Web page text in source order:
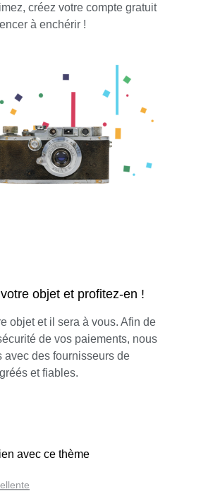
créez votre compte gratuit
à enchérir !
objet et profitez-en !
objet et il sera à vous. Afin de
de vos paiements, nous
avec des fournisseurs de
et fiables.
avec ce thème